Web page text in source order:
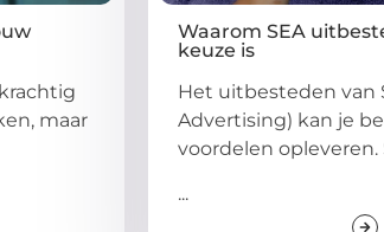
maar
Waarom SEA
keuze is
Het uitbesteden van
Advertising) kan je
voordelen opleveren.
...